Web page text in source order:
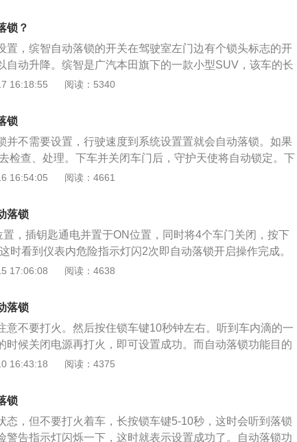
体现了起亚家族的传统特征，时尚的造型和紧凑的车身设计
车身尺寸方面，赛拉图的长宽高分别为4602毫米、1725毫
为2602毫米。
锁？
置，缤智自动落锁的开关在驾驶室左门边有个锁头标志的开
自动升降。缤智是广汽本田旗下的一款小型SUV，该车的长
、1772毫米、1605毫米，轴距为2610毫米。动力方面，缤
瓦，最大功率转速为每分钟6600转，最大扭矩转速为每分钟
16:18:55 阅读：5340
锁
并不需要设置，行驶速度到系统设置置就会自动落锁。如果
检查、处理。下车并关闭车门后，守护天使将自动锁定。下
护天使将自动锁定。如果您没有按该键来锁定该锁，则大约
市（市）是同类产品中更省油的车型。总体质量稳定，偶尔
此车主可以担心使用汽车的过程。本田锋范的声音效果不
接口和USB接口，使车主感到非常方便。
16:54:05 阅读：4661
落锁
，插钥匙通电并置于ON位置，同时将4个车门关闭，按下
时看到仪表内危险指示灯闪2次即自动落锁开启操作完成。
车时喇叭会响一声的设置，而这一声喇叭会让驾驶员停车时
没有听到这个声音，就会怀疑自己有没有锁好车。在停车场
位置时，也可以通过这个解锁的声音帮忙找寻车辆的方向和
驶员觉得落锁开锁的这一声声音很没有必要，在夜间停车环
这一声声响很吵而且突兀。具体是否一定要有这个功能，要
很多车型现在是没有这个落锁喇叭的，可以询问一些4S店能
17:06:08 阅读：4638
落锁
意不要打火。然后按住锁车键10秒钟左右。听到车内滴的一
时候关闭电源再打火，即可设置成功。而自动落锁功能目的
很快落锁，防止堵车和等红绿灯时被拉门抢劫，可以起到一
动按下将车门自动锁上。自动落锁功能的第一个作用，那就
童的时候，由于儿童天生生性好动，会想触碰车上的按钮，
锁功能就可以发挥作用了。自动落锁对车内有儿童的乘客可
16:43:18 阅读：4375
锁
态，但不要打火着车，长按锁车键5-10秒，这时会听到落锁
警告指示灯闪烁一下，这时就表示设置成功了。自动落锁功